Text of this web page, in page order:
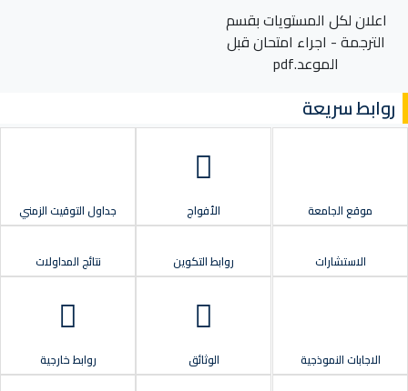
اعلان لكل المستويات بقسم
الترجمة - اجراء امتحان قبل
الموعد.pdf
روابط سريعة
موقع الجامعة الأفواج جداول التوقيت الزمني
الاستشارات روابط التكوين نتائج المداولات
الاجابات النموذجية الوثائق روابط خارجية